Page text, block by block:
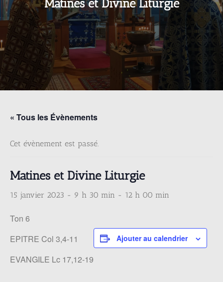
Matines et Divine Liturgie
« Tous les Évènements
Cet évènement est passé.
Matines et Divine Liturgie
15 janvier 2023 - 9 h 30 min - 12 h 00 min
Ton 6
EPITRE Col 3,4-11
EVANGILE Lc 17,12-19
Ajouter au calendrier